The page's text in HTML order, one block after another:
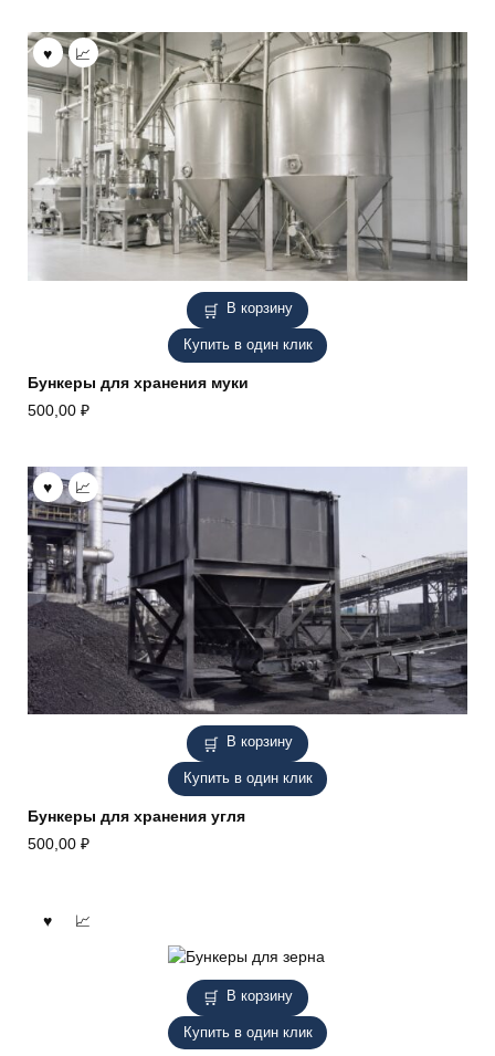
В корзину
Купить в один клик
Бункеры для хранения муки
500,00 ₽
В корзину
Купить в один клик
Бункеры для хранения угля
500,00 ₽
В корзину
Купить в один клик